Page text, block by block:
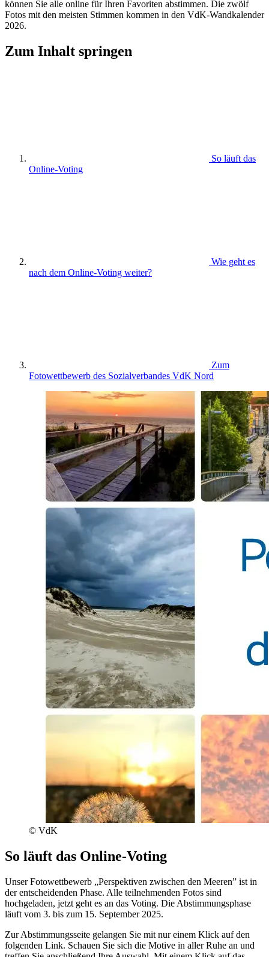
können Sie alle online für Ihren Favoriten abstimmen. Die zwölf
Fotos mit den meisten Stimmen kommen in den VdK-Wandkalender
2026.
Zum Inhalt springen
So läuft das
Online-Voting
Wie geht es
nach dem Online-Voting weiter?
Zum
Fotowettbewerb des Sozialverbandes VdK Nord
© VdK
So läuft das Online-Voting
Unser Fotowettbewerb „Perspektiven zwischen den Meeren” ist in
der entscheidenden Phase. Alle teilnehmenden Fotos sind
hochgeladen, jetzt geht es an das Voting. Die Abstimmungsphase
läuft vom 3. bis zum 15. September 2025.
Zur Abstimmungsseite gelangen Sie mit nur einem Klick auf den
folgenden Link. Schauen Sie sich die Motive in aller Ruhe an und